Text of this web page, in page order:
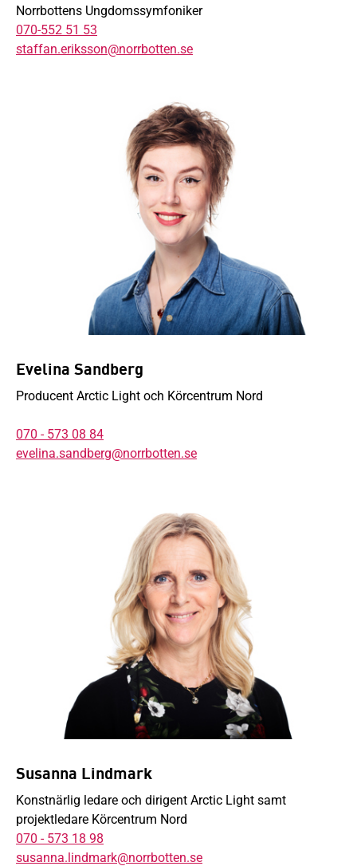
Norrbottens Ungdomssymfoniker
070-552 51 53
staffan.eriksson@norrbotten.se
Evelina Sandberg
Producent Arctic Light och Körcentrum Nord
070 - 573 08 84
evelina.sandberg@norrbotten.se
Susanna Lindmark
Konstnärlig ledare och dirigent Arctic Light samt
projektledare Körcentrum Nord
070 - 573 18 98
susanna.lindmark@norrbotten.se